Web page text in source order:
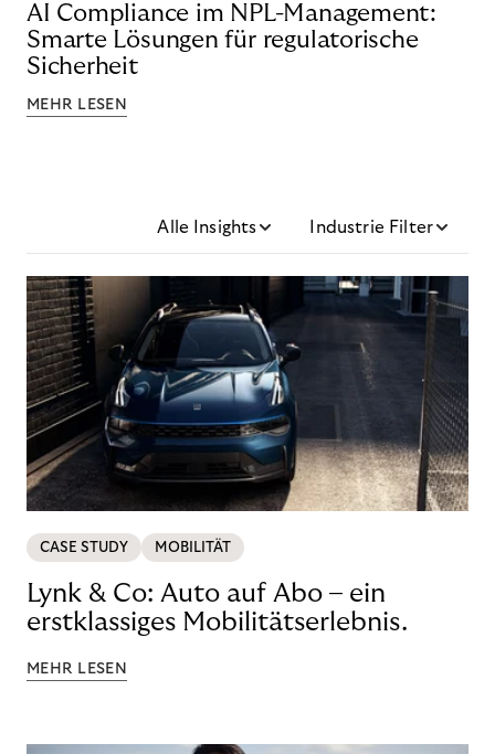
AI Compliance im NPL-Management:
Smarte Lösungen für regulatorische
Sicherheit
MEHR LESEN
Alle Insights Industrie Filter
CASE STUDY MOBILITÄT
Lynk & Co: Auto auf Abo – ein
erstklassiges Mobilitätserlebnis.
MEHR LESEN